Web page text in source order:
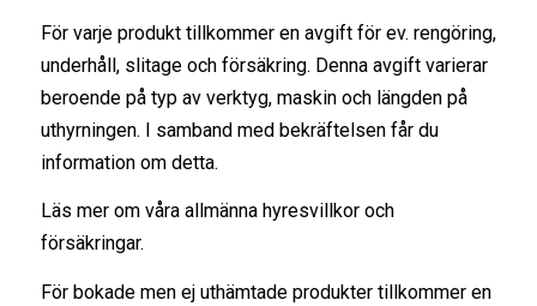
För varje produkt tillkommer en avgift för ev. rengöring,
underhåll, slitage och försäkring. Denna avgift varierar
beroende på typ av verktyg, maskin och längden på
uthyrningen. I samband med bekräftelsen får du
information om detta.
Läs mer om våra allmänna hyresvillkoroch
försäkringar.
För bokade men ej uthämtade produkter tillkommer en